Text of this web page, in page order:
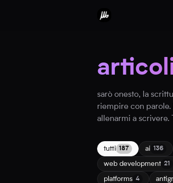
sarò onesto, la
riempire con
allenarmi a
tutti 187 ai 136
web development 21
platforms 4